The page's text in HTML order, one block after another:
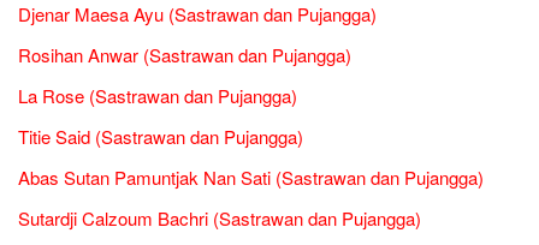
Djenar Maesa Ayu (Sastrawan dan Pujangga)
Rosihan Anwar (Sastrawan dan Pujangga)
La Rose (Sastrawan dan Pujangga)
Titie Said (Sastrawan dan Pujangga)
Abas Sutan Pamuntjak Nan Sati (Sastrawan dan Pujangga)
Sutardji Calzoum Bachri (Sastrawan dan Pujangga)